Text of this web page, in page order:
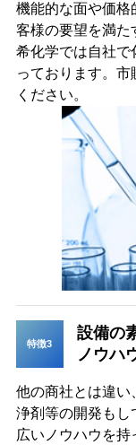
機能的な面や価格
客様の要望を満た
希化学では自社で
っております。
ください。
特徴3
設備の
ノウハ
他の商社とは違い
浄剤等の開発もし
広いノウハウを